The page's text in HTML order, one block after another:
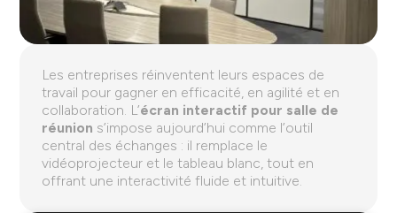
Les entreprises réinventent leurs espaces de
travail pour gagner en efficacité, en agilité et en
collaboration. L’écran interactif pour salle de
réunion s’impose aujourd’hui comme l’outil
central des échanges : il remplace le
vidéoprojecteur et le tableau blanc, tout en
offrant une interactivité fluide et intuitive.